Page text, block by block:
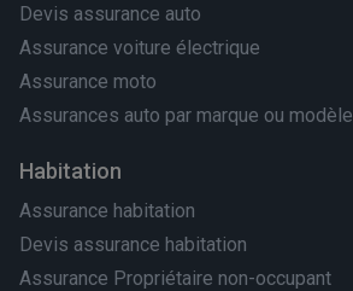
Devis assurance auto
Assurance voiture électrique
Assurance moto
Assurances auto par marque ou modèle
Habitation
Assurance habitation
Devis assurance habitation
Assurance Propriétaire non-occupant